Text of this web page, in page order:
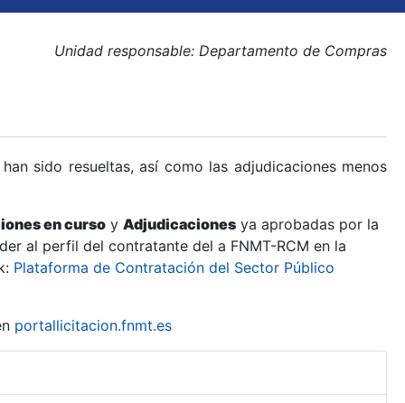
Unidad responsable: Departamento de Compras
sido resueltas, así como las adjudicaciones menos
en curso y Adjudicaciones ya aprobadas por la
al perfil del contratante del a FNMT-RCM en la
Plataforma de Contratación del Sector Público
portallicitacion.fnmt.es